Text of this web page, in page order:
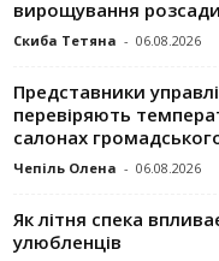
вирощування розсади
Скиба Тетяна - 06.08.2026
Представники
перевіряють
салонах
Чепіль Олена - 06.08.2026
Як літня спека
улюбленців